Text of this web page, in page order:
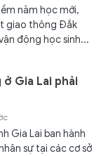
năm học mới,
giao thông Đắk
động học sinh...
Gia Lai phải
Gia Lai ban hành
sự tại các cơ sở